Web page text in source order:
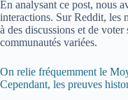
En analysant ce post, nous
interactions. Sur Reddit, les
à des discussions et de
communautés variées.
On relie fréquemment le
Cependant, les preuves